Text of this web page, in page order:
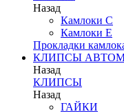
Назад
Камлоки C
Камлоки Е
Прокладки
КЛИПСЫ
Назад
КЛИПСЫ
Назад
ГАЙКИ